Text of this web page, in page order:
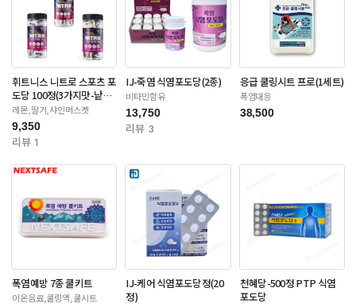
휘트니스 니트로 스포츠 포
도당 100정(3가지맛-낱개
포장)
레몬,딸기,샤인머스켓
9,350
리뷰 1
IJ-죽염 식염포도당(2종)
비타민함유
13,750
리뷰 3
응급 쿨링시트 프로(1세트)
폭염대응
38,500
폭염예방 7종 쿨키트
이온음료,쿨링액,쿨시트
IJ-케어 식염포도당정(20
정)
천혜당-500정 PTP 식염
포도당